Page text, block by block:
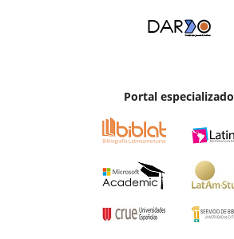
Portal especializado